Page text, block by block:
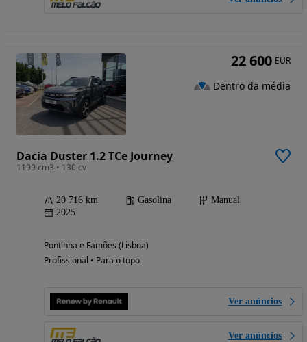
Dacia Duster 1.2 TCe Journey
1199 cm3 • 130 cv
20 716 km Gasolina
Manual
2025
Pontinha e Famões (Lisboa)
Profissional • Para o topo
Ver anúncios
Ver anúncios
22 600 EUR
Dentro da média